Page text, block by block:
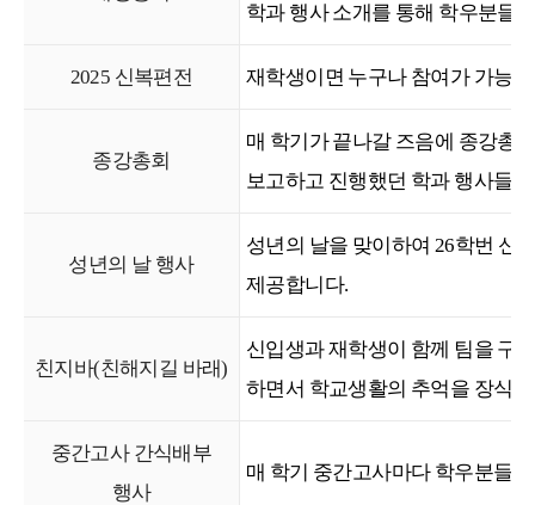
학과 행사 소개를 통해 학우분들
2025 신복편전 재학생이면 누구나 참여가 가능
종강총회
매 학기가 끝나갈 즈음에 종강총
보고하고 진행했던 학과 행사들
성년의 날 행사
성년의 날을 맞이하여 26학번 신
제공합니다.
친지바(친해지길 바래)
신입생과 재학생이 함께 팀을 구
하면서 학교생활의 추억을 장식
중간고사 간식배부
행사
매 학기 중간고사마다 학우분들